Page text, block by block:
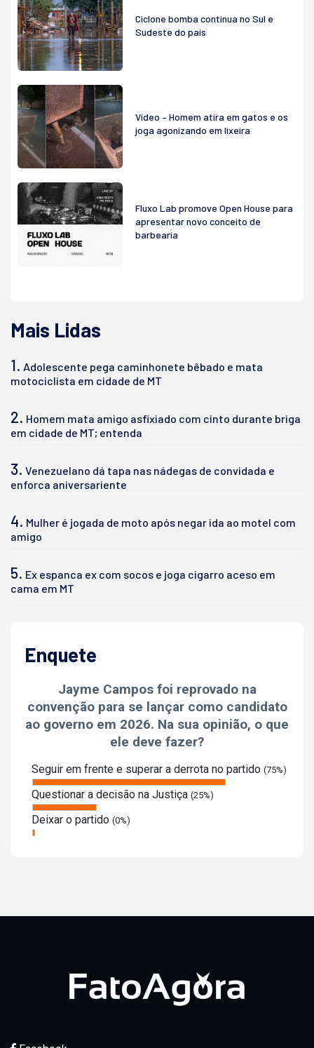
Ciclone bomba continua no Sul e
Sudeste do país
Vídeo – Homem atira em gatos e os
joga agonizando em lixeira
Fluxo Lab promove Open House para
apresentar novo conceito de
barbearia
Mais Lidas
1. Adolescente pega caminhonete bêbado e mata
motociclista em cidade de MT
2. Homem mata amigo asfixiado com cinto durante briga
em cidade de MT; entenda
3. Venezuelano dá tapa nas nádegas de convidada e
enforca aniversariente
4. Mulher é jogada de moto após negar ida ao motel com
amigo
5. Ex espanca ex com socos e joga cigarro aceso em
cama em MT
Enquete
Jayme Campos foi reprovado na
convenção para se lançar como candidato
ao governo em 2026. Na sua opinião, o que
ele deve fazer?
Seguir em frente e superar a derrota no partido (75%)
Questionar a decisão na Justiça (25%)
Deixar o partido (0%)